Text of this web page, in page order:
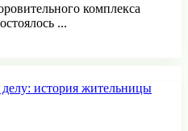
комплекса
...